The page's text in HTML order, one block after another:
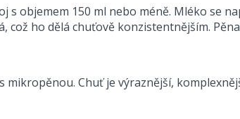
s objemem 150 ml nebo méně. Mléko se
ho dělá chuťově konzistentnějším.
mikropěnou. Chuť je výraznější,